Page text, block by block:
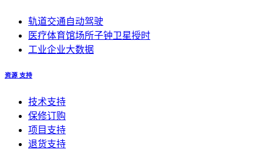
轨道交通自动驾驶
医疗体育馆场所子钟卫星授时
工业企业大数据
资源 支持
技术支持
保修订购
项目支持
退货支持